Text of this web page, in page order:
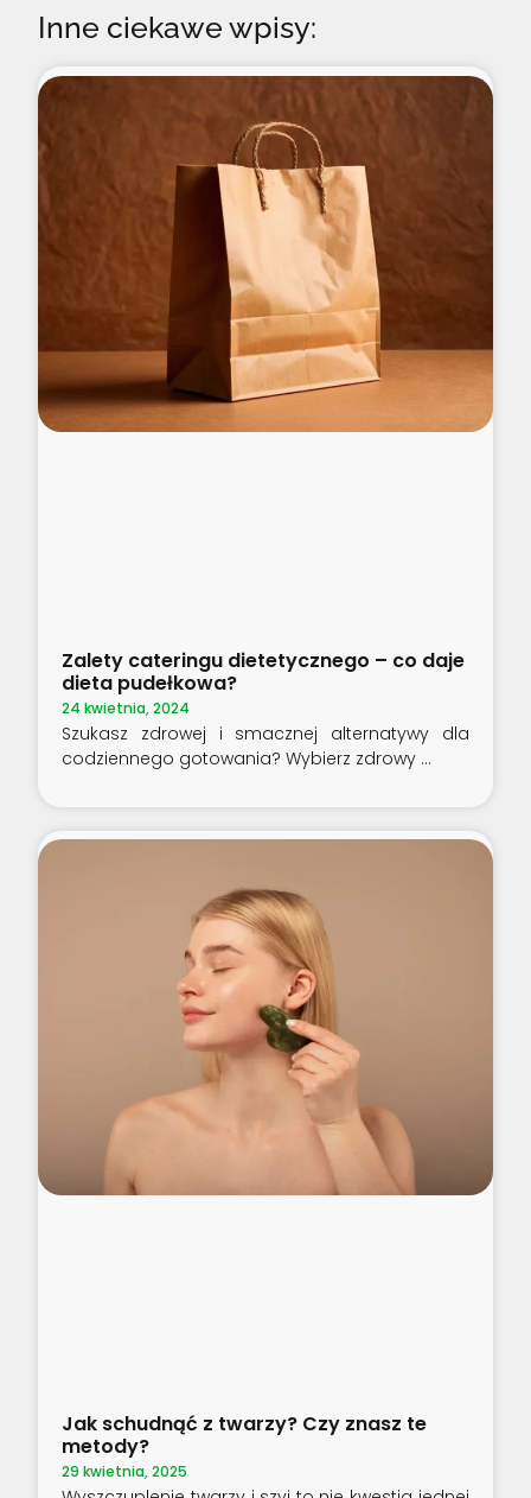
Inne ciekawe wpisy:
Zalety cateringu dietetycznego – co daje
dieta pudełkowa?
24 kwietnia, 2024
Szukasz zdrowej i smacznej alternatywy dla
codziennego gotowania? Wybierz zdrowy
Jak schudnąć z twarzy? Czy znasz te
metody?
29 kwietnia, 2025